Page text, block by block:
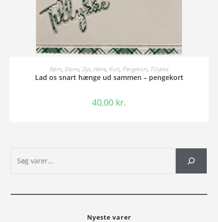
TILFØJ TIL KURV
Børn, Dame, Dyr, Herre, Kort, Pengekort, Tillykke
Lad os snart hænge ud sammen – pengekort
40,00 kr.
Nyeste varer